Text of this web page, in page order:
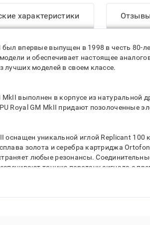
характеристики Отзывы
был впервые выпущен в 1998 в честь 80-
и обеспечивает настоящее
лучших моделей в своем классе.
MkII выполнен в корпусе из
Royal GM MkII придают позолоченные
оснащен уникальной иглой Replicant
золота и серебра картриджа
любые резонансы.
точную передачу сигнала с
произведен в датском городе Наксков в